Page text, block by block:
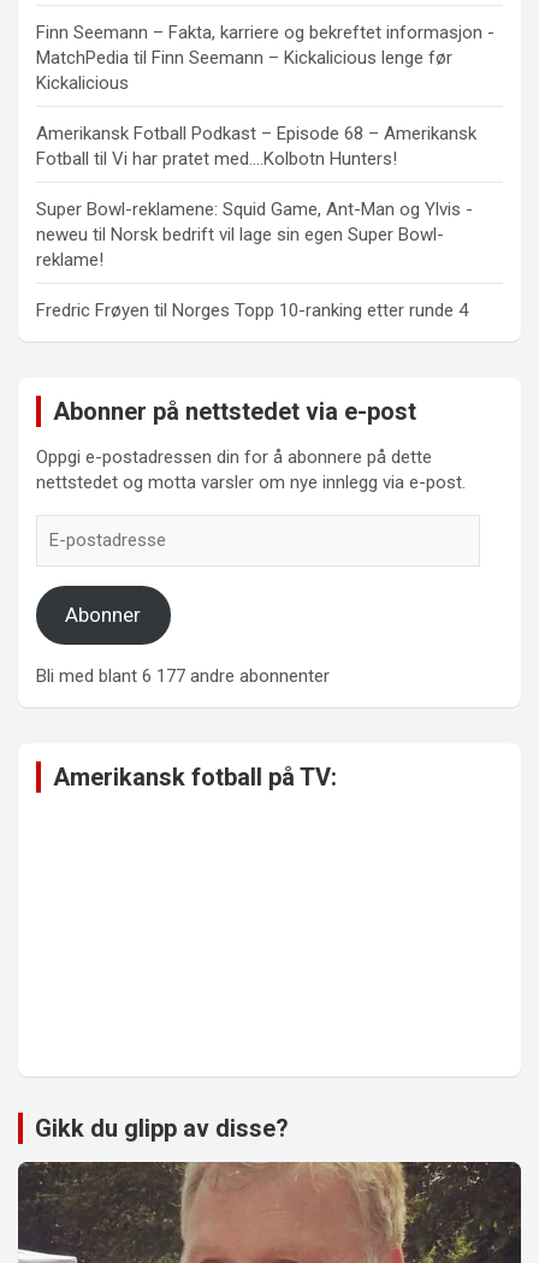
Finn Seemann – Fakta, karriere og bekreftet informasjon -
MatchPedia til Finn Seemann – Kickalicious lenge før
Kickalicious
Amerikansk Fotball Podkast – Episode 68 – Amerikansk
Fotball til Vi har pratet med….Kolbotn Hunters!
Super Bowl-reklamene: Squid Game, Ant-Man og Ylvis -
neweu til Norsk bedrift vil lage sin egen Super Bowl-
reklame!
Fredric Frøyen til Norges Topp 10-ranking etter runde 4
Abonner på nettstedet via e-post
Oppgi e-postadressen din for å abonnere på dette
nettstedet og motta varsler om nye innlegg via e-post.
postadresse
Abonner
Bli med blant 6 177 andre abonnenter
Amerikansk fotball på TV:
Gikk du glipp av disse?